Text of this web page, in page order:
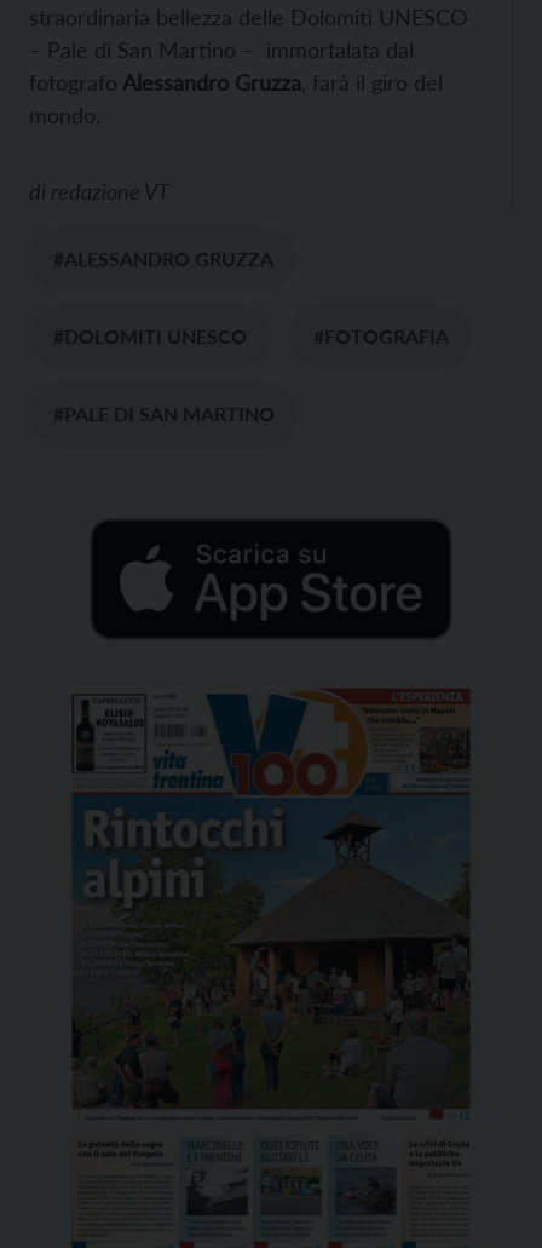
straordinaria bellezza delle Dolomiti UNESCO
– Pale di San Martino – immortalata dal
fotografo Alessandro Gruzza , farà il giro del
mondo.
di redazione VT
#ALESSANDRO GRUZZA
#DOLOMITI UNESCO #FOTOGRAFIA
#PALE DI SAN MARTINO